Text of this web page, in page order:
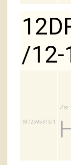
/12-
1872595313/1
Изг: